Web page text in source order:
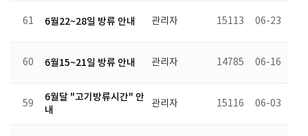
61 6월22~28일 방류 안내 관리자 15113 06-23
60 6월15~21일 방류 안내 관리자 14785 06-16
59
6월달 "고기방류시간" 안
내
관리자 15116 06-03